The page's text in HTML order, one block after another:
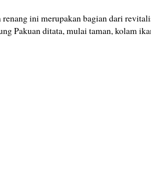
ini merupakan bagian dari
Pakuan ditata, mulai taman, kolam